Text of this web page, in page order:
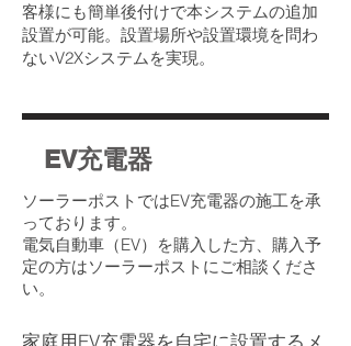
客様にも簡単後付けで本システムの追加
設置が可能。設置場所や設置環境を問わ
ないV2Xシステムを実現。
EV充電器
ソーラーポストではEV充電器の施工を承
っております。
電気自動車（EV）を購入した方、購入予
定の方はソーラーポストにご相談くださ
い。
家庭用EV充電器を自宅に設置するメ